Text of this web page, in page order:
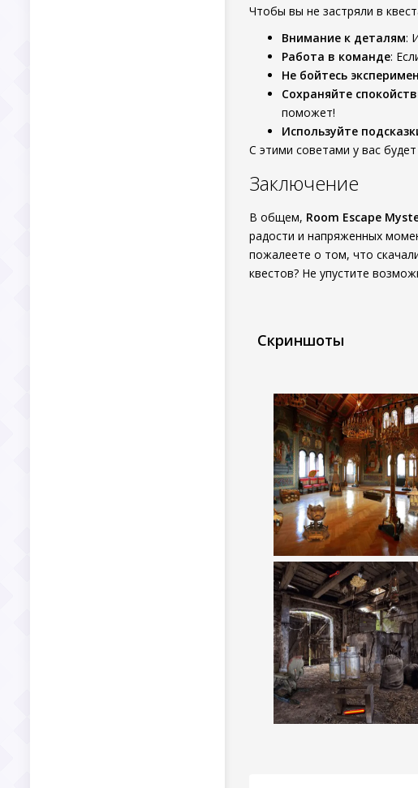
Чтобы вы не застряли в
Внимание к деталям:
Работа в команде:
Не бойтесь
Сохраняйте
поможет!
Используйте
С этими советами у вас
Заключение
В общем, Room Escape
радости и напряженных
пожалеете о том, что
квестов? Не упустите
Скриншоты